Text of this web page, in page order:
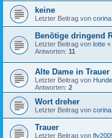
keine
Letzter Beitrag von corina
Benötige dringend
Letzter Beitrag von lotte «
Antworten: 11
Alte Dame in Trauer
Letzter Beitrag von
Antworten: 2
Wort dreher
Letzter Beitrag von corina
Trauer
Letzter Beitrag von